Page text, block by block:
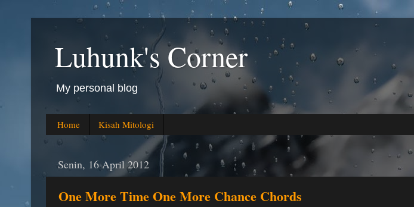
Luhunk's Corner
My personal blog
Home Kisah Mitologi
Senin, 16 April 2012
One More Time One More Chance Chords